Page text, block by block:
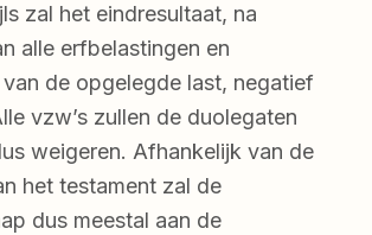
zal het eindresultaat, na
alle erfbelastingen en
de opgelegde last, negatief
vzw’s zullen de duolegaten
weigeren. Afhankelijk van de
het testament zal de
dus meestal aan de